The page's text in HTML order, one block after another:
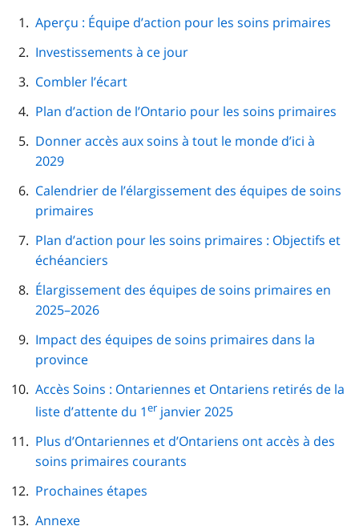
navigation
page
Aperçu : Équipe d’action pour les soins primaires
Investissements à ce jour
Combler l’écart
Plan d’action de l’Ontario pour les soins primaires
Donner accès aux soins à tout le monde d’ici à
2029
Calendrier de l’élargissement des équipes de soins
primaires
Plan d’action pour les soins primaires : Objectifs et
échéanciers
Élargissement des équipes de soins primaires en
2025–2026
Impact des équipes de soins primaires dans la
province
Accès Soins : Ontariennes et Ontariens retirés de la
liste d’attente du 1er janvier 2025
Plus d’Ontariennes et d’Ontariens ont accès à des
soins primaires courants
Prochaines étapes
Annexe